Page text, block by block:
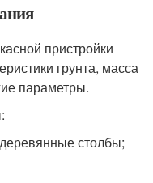
пристройки
грунта, масса
параметры.
столбы;